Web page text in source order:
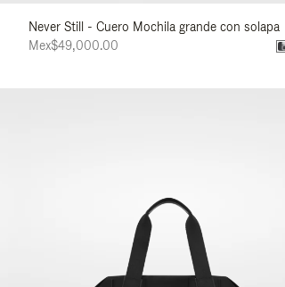
Never Still - Cuero Mochila grande con solapa
Mex$49,000.00